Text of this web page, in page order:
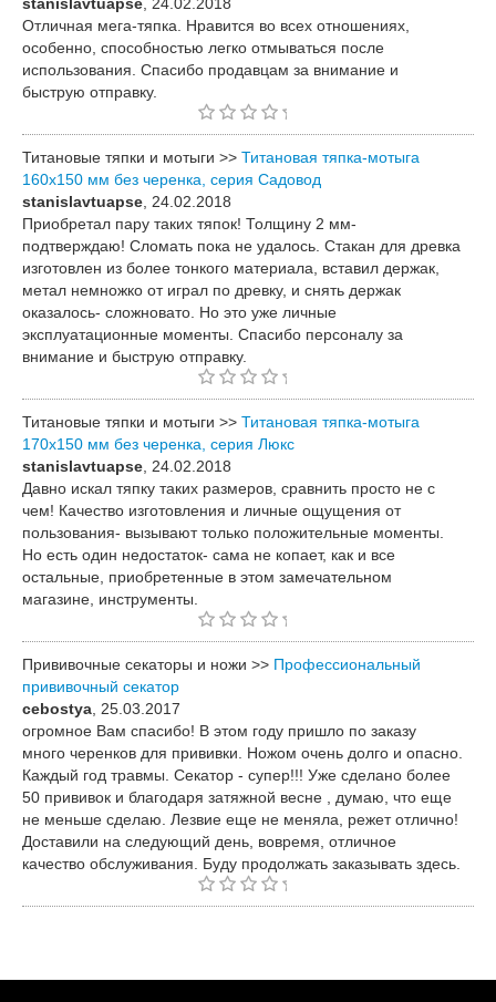
Отличная мега-тяпка. Нравится во всех отношениях,
особенно, способностью легко отмываться после
использования. Спасибо продавцам за внимание и
быструю отправку.
Титановые тяпки и мотыги >> Титановая тяпка-мотыга
160х150 мм без черенка, серия Садовод
stanislavtuapse , 24.02.2018
Приобретал пару таких тяпок! Толщину 2 мм-
подтверждаю! Сломать пока не удалось. Стакан для древка
изготовлен из более тонкого материала, вставил держак,
метал немножко от играл по древку, и снять держак
оказалось- сложновато. Но это уже личные
эксплуатационные моменты. Спасибо персоналу за
внимание и быструю отправку.
Титановые тяпки и мотыги >> Титановая тяпка-мотыга
170х150 мм без черенка, серия Люкс
stanislavtuapse , 24.02.2018
Давно искал тяпку таких размеров, сравнить просто не с
чем! Качество изготовления и личные ощущения от
пользования- вызывают только положительные моменты.
Но есть один недостаток- сама не копает, как и все
остальные, приобретенные в этом замечательном
магазине, инструменты.
Прививочные секаторы и ножи >> Профессиональный
прививочный секатор
cebostya , 25.03.2017
огромное Вам спасибо! В этом году пришло по заказу
много черенков для прививки. Ножом очень долго и опасно.
Каждый год травмы. Секатор - супер!!! Уже сделано более
50 прививок и благодаря затяжной весне , думаю, что еще
не меньше сделаю. Лезвие еще не меняла, режет отлично!
Доставили на следующий день, вовремя, отличное
качество обслуживания. Буду продолжать заказывать здесь.